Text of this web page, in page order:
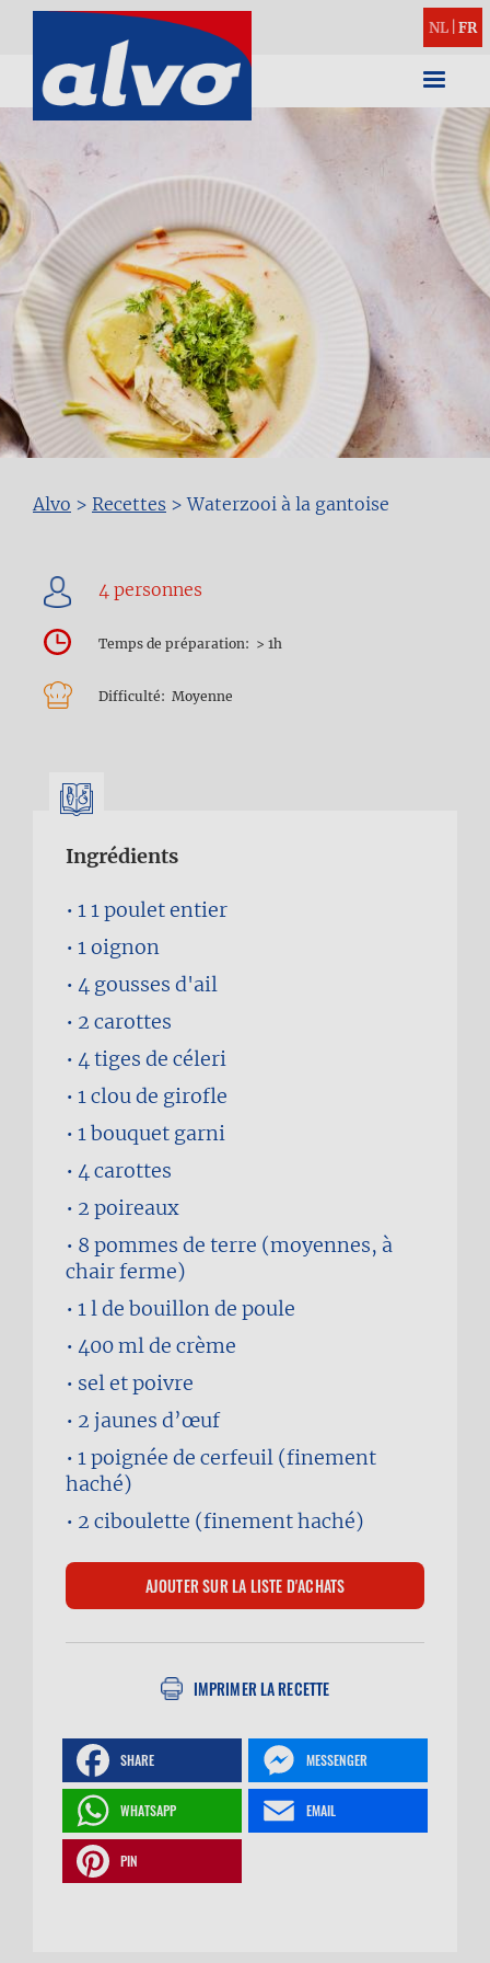
NL FR
Fil
d'Ariane
Alvo > Recettes >Waterzooi à la gantoise
Temps de préparation > 1h
Difficulté Moyenne
Ingrédients
11 poulet entier
1oignon
4 gousses d'ail
2 carottes
4 tiges de céleri
1clou de girofle
1bouquet garni
4carottes
2 poireaux
8 pommes de terre (moyennes, à
chair ferme)
1 lde bouillon de poule
400 mlde crème
sel et poivre
2 jaunes d’œuf
1 poignée de cerfeuil (finement
haché)
2 ciboulette (finement haché)
IMPRIMER LA RECETTE
SHARE MESSENGER
WHATSAPP EMAIL
PIN